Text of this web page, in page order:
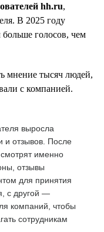
hh.ru,
В 2025 году
голосов, чем
мнение тысяч людей,
с компанией.
выросла
и отзывов. После
именно
отзывы
для принятия
с другой —
компаний, чтобы
сотрудникам